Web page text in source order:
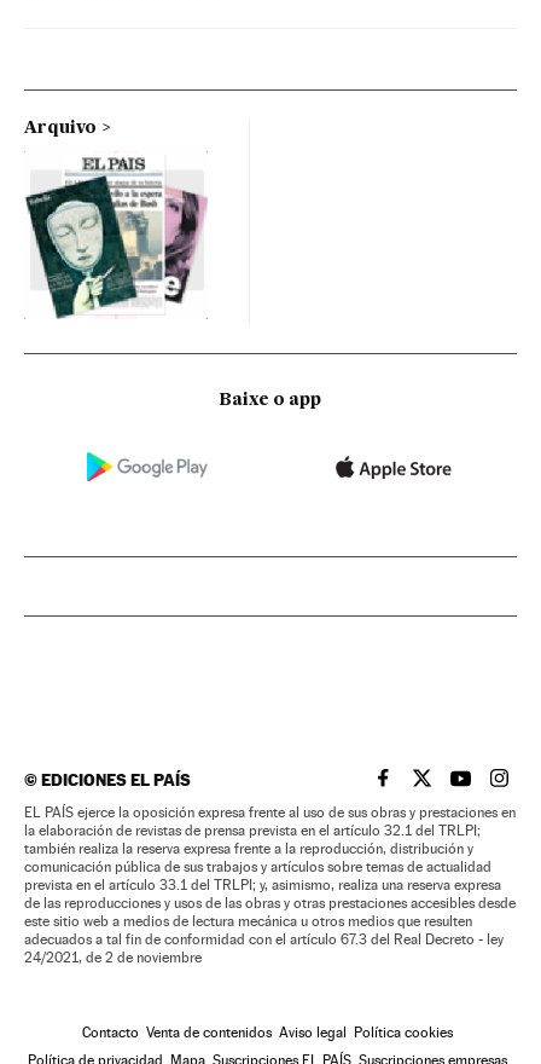
Arquivo
Baixe o app
©EDICIONES EL PAÍS EL PAÍS BRASIL EN
EL PAÍSEL PAÍS
EL
EL PAÍS ejerce la oposición expresa frente al uso de sus obras y prestaciones en
la elaboración de revistas de prensa prevista en el artículo 32.1 del TRLPI;
también realiza la reserva expresa frente a la reproducción, distribución y
comunicación pública de sus trabajos y artículos sobre temas de actualidad
prevista en el artículo 33.1 del TRLPI; y, asimismo, realiza una reserva expresa
de las reproducciones y usos de las obras y otras prestaciones accesibles desde
este sitio web a medios de lectura mecánica u otros medios que resulten
adecuados a tal fin de conformidad con el artículo 67.3 del Real Decreto - ley
24/2021, de 2 de noviembre
Contacto Venta de contenidos Aviso legal Política cookies
Política de privacidad Mapa Suscripciones EL PAÍS Suscripciones empresas